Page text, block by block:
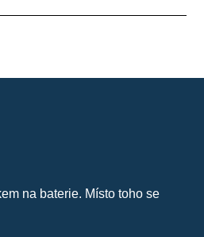
na baterie. Místo toho se